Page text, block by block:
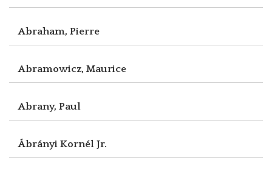
Abraham, Pierre
Abramowicz, Maurice
Abrany, Paul
Ábrányi Kornél Jr.